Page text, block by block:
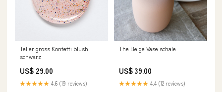
Teller gross Konfetti blush
schwarz
US$ 29.00
★★★★★ 4.6 (19 reviews)
The Beige Vase schale
US$ 39.00
★★★★★ 4.4 (12 reviews)